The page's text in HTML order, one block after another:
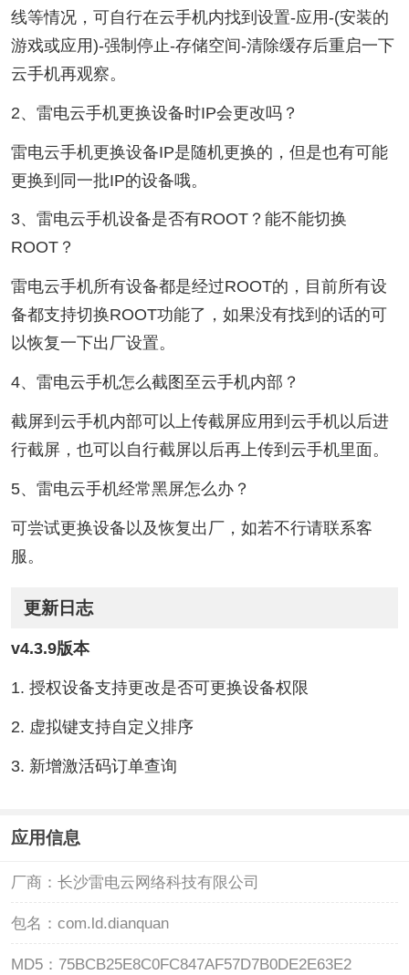
线等情况，可自行在云手机内找到设置-应用-(安装的
游戏或应用)-强制停止-存储空间-清除缓存后重启一下
云手机再观察。
2、雷电云手机更换设备时IP会更改吗？
雷电云手机更换设备IP是随机更换的，但是也有可能
更换到同一批IP的设备哦。
3、雷电云手机设备是否有ROOT？能不能切换
ROOT？
雷电云手机所有设备都是经过ROOT的，目前所有设
备都支持切换ROOT功能了，如果没有找到的话的可
以恢复一下出厂设置。
4、雷电云手机怎么截图至云手机内部？
截屏到云手机内部可以上传截屏应用到云手机以后进
行截屏，也可以自行截屏以后再上传到云手机里面。
5、雷电云手机经常黑屏怎么办？
可尝试更换设备以及恢复出厂，如若不行请联系客
服。
更新日志
v4.3.9版本
1. 授权设备支持更改是否可更换设备权限
2. 虚拟键支持自定义排序
3. 新增激活码订单查询
应用信息
厂商： 长沙雷电云网络科技有限公司
包名： com.ld.dianquan
MD5： 75BCB25E8C0FC847AF57D7B0DE2E63E2